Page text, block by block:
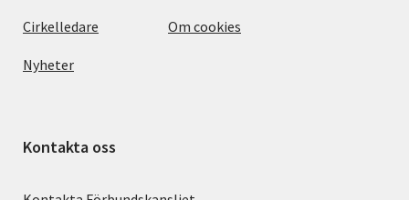
Cirkelledare
Nyheter
Om cookies
Kontakta oss